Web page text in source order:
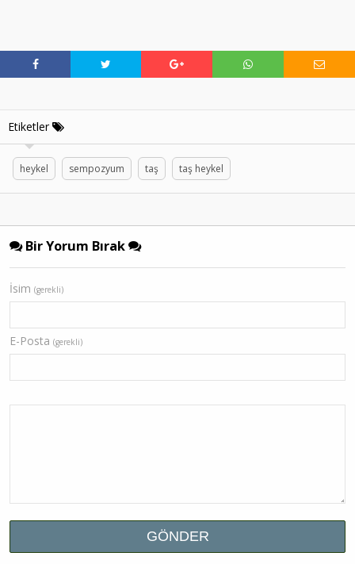
Etiketler
heykel sempozyum taş taş heykel
Bir Yorum Bırak
İsim (gerekli)
E-Posta (gerekli)